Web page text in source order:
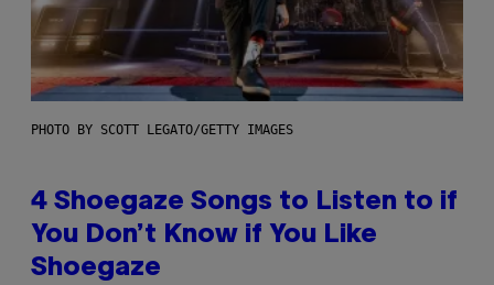
PHOTO BY SCOTT LEGATO/GETTY IMAGES
4 Shoegaze Songs to Listen to if
You Don’t Know if You Like
Shoegaze